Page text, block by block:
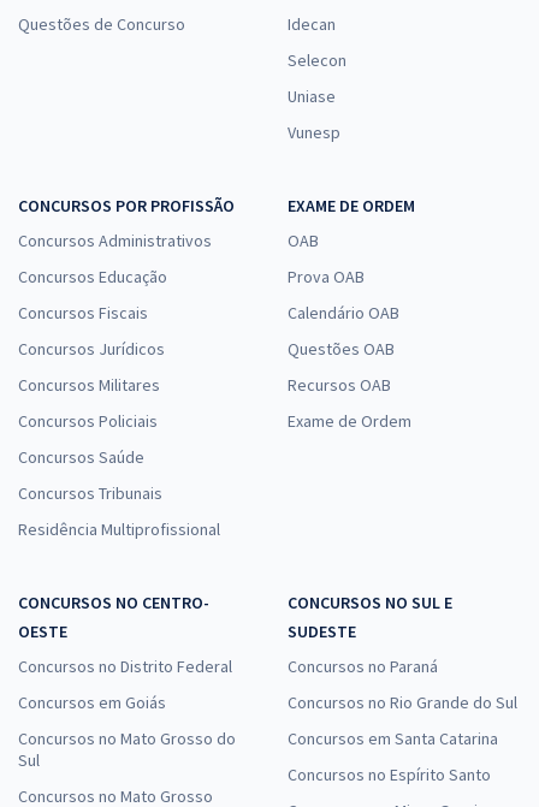
Questões de Concurso
Idecan
Selecon
Uniase
Vunesp
CONCURSOS POR PROFISSÃO
Concursos Administrativos
Concursos Educação
Concursos Fiscais
Concursos Jurídicos
Concursos Militares
Concursos Policiais
Concursos Saúde
Concursos Tribunais
Residência Multiprofissional
EXAME DE ORDEM
OAB
Prova OAB
Calendário OAB
Questões OAB
Recursos OAB
Exame de Ordem
CONCURSOS NO CENTRO-
OESTE
Concursos no Distrito Federal
Concursos em Goiás
Concursos no Mato Grosso do
Sul
Concursos no Mato Grosso
CONCURSOS NO SUL E
SUDESTE
Concursos no Paraná
Concursos no Rio Grande do Sul
Concursos em Santa Catarina
Concursos no Espírito Santo